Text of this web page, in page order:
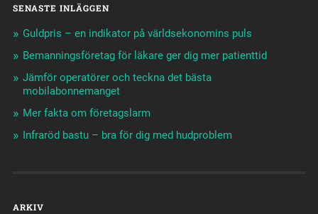
SENASTE INLÄGGEN
Guldpris – en indikator på världsekonomins puls
Bemanningsföretag för läkare ger dig mer patienttid
Jämför operatörer och teckna det bästa
mobilabonnemanget
Mer fakta om företagslarm
Infraröd bastu – bra för dig med hudproblem
ARKIV